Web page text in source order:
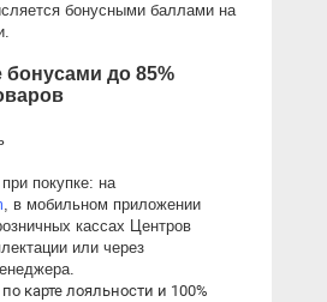
бонусными баллами на
бонусами до 85%
Акция действует при покупке: на
, в мобильном приложении
кассах Центров
или через
карте лояльности и 100%